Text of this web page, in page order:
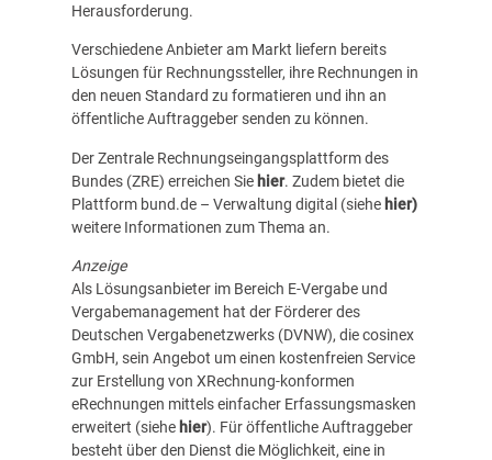
Herausforderung.
Verschiedene Anbieter am Markt liefern bereits
Lösungen für Rechnungssteller, ihre Rechnungen in
den neuen Standard zu formatieren und ihn an
öffentliche Auftraggeber senden zu können.
Der Zentrale Rechnungseingangsplattform des
Bundes (ZRE) erreichen Sie hier. Zudem bietet die
Plattform bund.de – Verwaltung digital (siehe hier)
weitere Informationen zum Thema an.
Anzeige
Als Lösungsanbieter im Bereich E-Vergabe und
Vergabemanagement hat der Förderer des
Deutschen Vergabenetzwerks (DVNW), die cosinex
GmbH, sein Angebot um einen kostenfreien Service
zur Erstellung von XRechnung-konformen
eRechnungen mittels einfacher Erfassungsmasken
erweitert (siehe hier). Für öffentliche Auftraggeber
besteht über den Dienst die Möglichkeit, eine in